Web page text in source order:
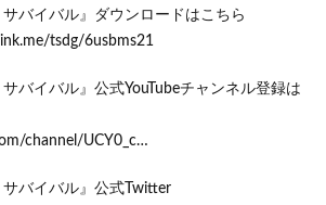
バイバル』ダウンロードはこちら
tsdg/6usbms21
バイバル』公式YouTubeチャンネル登録は
channel/UCY0_c…
バイバル』公式Twitter